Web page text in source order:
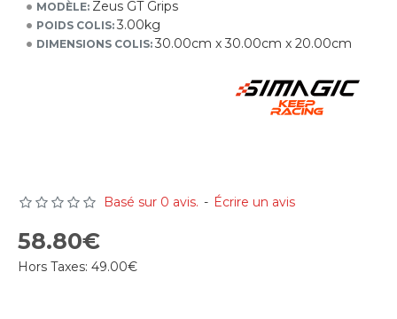
MODÈLE: Zeus GT Grips
POIDS COLIS: 3.00kg
DIMENSIONS COLIS: 30.00cm x 30.00cm x 20.00cm
Basé sur 0 avis. - Écrire un avis
58.80€
Hors Taxes: 49.00€